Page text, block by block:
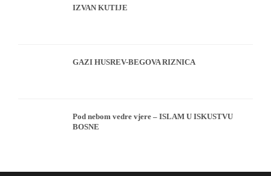
IZVAN KUTIJE
GAZI HUSREV-BEGOVA RIZNICA
Pod nebom vedre vjere – ISLAM U ISKUSTVU
BOSNE